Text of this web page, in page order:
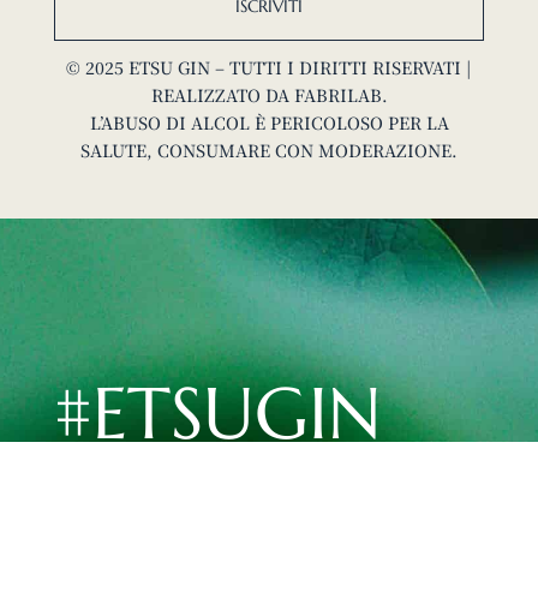
ISCRIVITI
© 2025 ETSU GIN – TUTTI I DIRITTI RISERVATI |
REALIZZATO DA FABRILAB.
L’ABUSO DI ALCOL È PERICOLOSO PER LA
SALUTE, CONSUMARE CON MODERAZIONE.
#ETSUGIN